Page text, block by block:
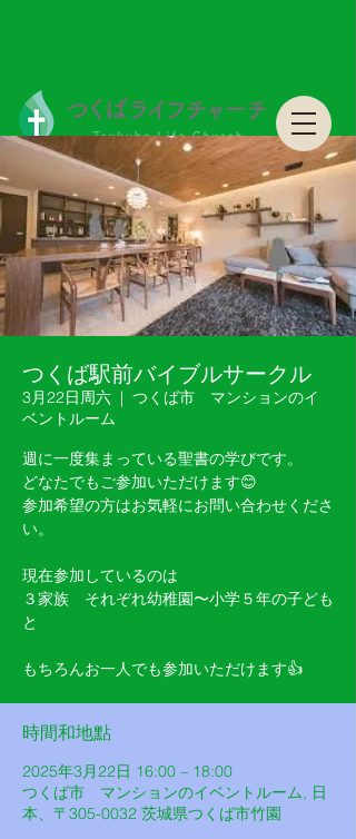
つくばライフチャーチ Tsukuba Life Church
つくばライフチャーチ Tsukuba Life Church
つくば駅前バイブルサークル
3月22日周六
  |
つくば市 マンションのイ
ベントルーム
週に一度集まっている聖書の学びです。
どなたでもご参加いただけます😊
参加希望の方はお気軽にお問い合わせくださ
い。
現在参加しているのは
３家族 それぞれ幼稚園〜小学５年の子ども
と
もちろんお一人でも参加いただけます👍
時間和地點
2025年3月22日 16:00 – 18:00
つくば市 マンションのイベントルーム, 日
本、〒305-0032 茨城県つくば市竹園